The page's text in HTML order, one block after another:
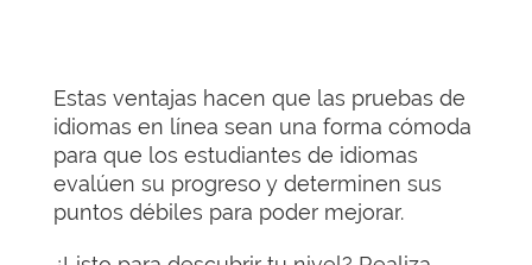
Estas ventajas hacen que las pruebas de
idiomas en línea sean una forma cómoda
para que los estudiantes de idiomas
evalúen su progreso y determinen sus
puntos débiles para poder mejorar.